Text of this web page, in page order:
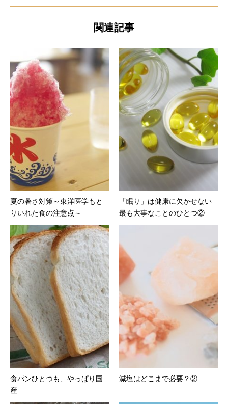
関連記事
夏の暑さ対策～東洋医学もと
りいれた食の注意点～
「眠り」は健康に欠かせない
最も大事なことのひとつ②
食パンひとつも、やっぱり国
産
減塩はどこまで必要？②